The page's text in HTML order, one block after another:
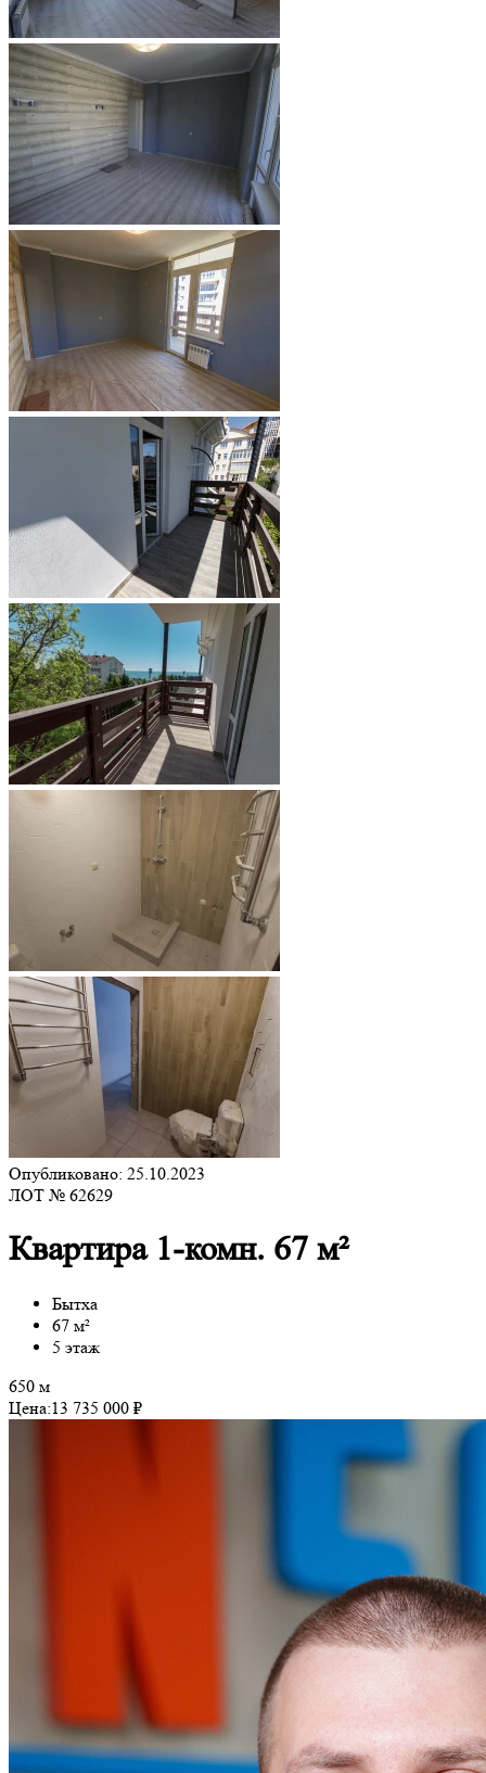
Опубликовано: 25.10.2023
ЛОТ № 62629
Квартира 1-комн. 67 м²
Бытха
67 м²
5 этаж
650 м
Цена:13 735 000 ₽